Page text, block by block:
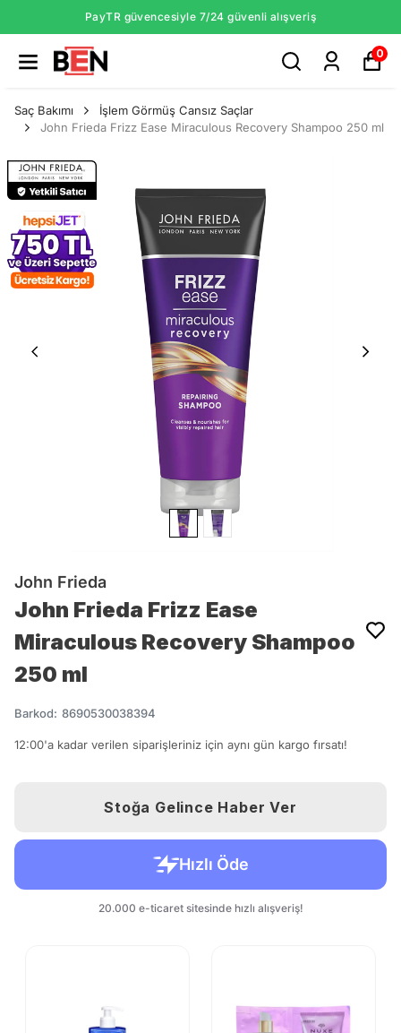
PayTR güvencesiyle 7/24 güvenli alışveriş
0
Saç Bakımı
İşlem Görmüş Cansız Saçlar
John Frieda Frizz Ease Miraculous Recovery Shampoo 250 ml
John Frieda
John Frieda Frizz Ease
Miraculous Recovery Shampoo
250 ml
Barkod: 8690530038394
12:00'a kadar verilen siparişleriniz için aynı gün kargo fırsatı!
Stoğa Gelince Haber Ver